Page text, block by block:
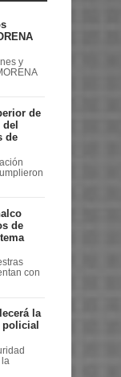
y
de
de
de
con
la